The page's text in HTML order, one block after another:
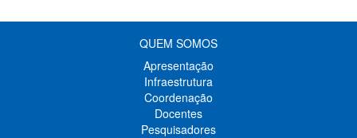
QUEM SOMOS
Apresentação
Infraestrutura
Coordenação
Docentes
Pesquisadores